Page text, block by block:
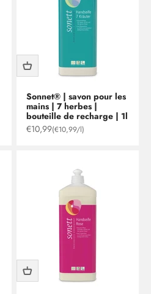
Sonnet® | savon pour les
mains | 7 herbes |
bouteille de recharge | 1l
Prix de vente
€10,99(€10,99/l)